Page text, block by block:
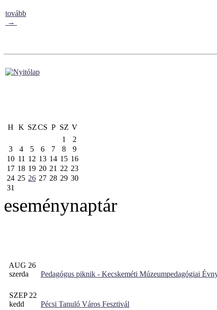
tovább
→
H K SZCS P SZ V
1
2
3
4 5 6 7 8
9
10 11 12 13 14 15 16
17 18 19 20 21 22 23
24 25 26 27 28 29 30
31
eseménynaptár
AUG 26
szerda
Pedagógus piknik - Kecskeméti Múzeumpedagógiai
SZEP 22
kedd
Pécsi Tanuló Város Fesztivál